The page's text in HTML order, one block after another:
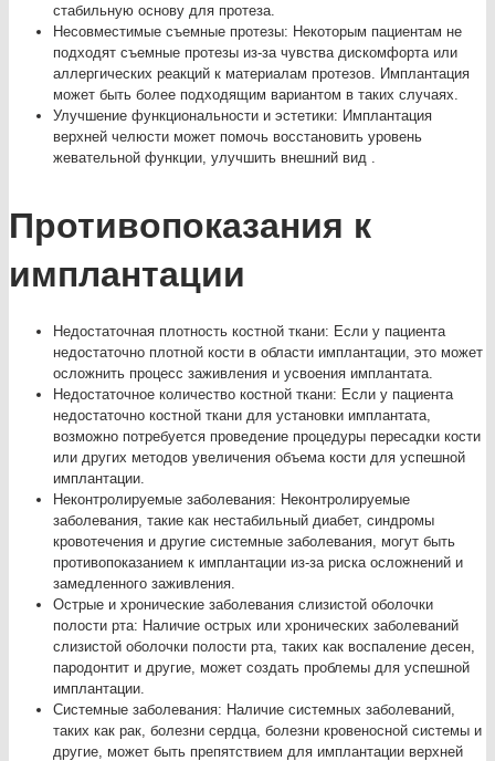
стабильную основу для протеза.
Несовместимые съемные протезы: Некоторым пациентам не
подходят съемные протезы из-за чувства дискомфорта или
аллергических реакций к материалам протезов. Имплантация
может быть более подходящим вариантом в таких случаях.
Улучшение функциональности и эстетики: Имплантация
верхней челюсти может помочь восстановить уровень
жевательной функции, улучшить внешний вид .
Противопоказания к
имплантации
Недостаточная плотность костной ткани: Если у пациента
недостаточно плотной кости в области имплантации, это может
осложнить процесс заживления и усвоения имплантата.
Недостаточное количество костной ткани: Если у пациента
недостаточно костной ткани для установки имплантата,
возможно потребуется проведение процедуры пересадки кости
или других методов увеличения объема кости для успешной
имплантации.
Неконтролируемые заболевания: Неконтролируемые
заболевания, такие как нестабильный диабет, синдромы
кровотечения и другие системные заболевания, могут быть
противопоказанием к имплантации из-за риска осложнений и
замедленного заживления.
Острые и хронические заболевания слизистой оболочки
полости рта: Наличие острых или хронических заболеваний
слизистой оболочки полости рта, таких как воспаление десен,
пародонтит и другие, может создать проблемы для успешной
имплантации.
Системные заболевания: Наличие системных заболеваний,
таких как рак, болезни сердца, болезни кровеносной системы и
другие, может быть препятствием для имплантации верхней